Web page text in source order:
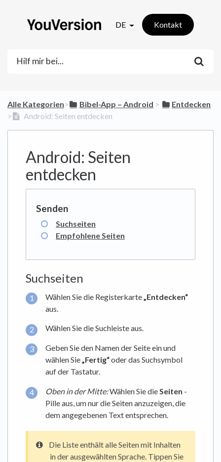
DE Kontakt
Alle Kategorien​>​ ​Bibel-App – Android ​ > ​ ​Entdecken
>​
Android: Seiten entdecken
Android: Seiten
entdecken
Suchseiten
Empfohlene Seiten
Suchseiten
Wählen Sie die Registerkarte„Entdecken“
aus.
Wählen Sie die Suchleiste aus.
Geben Sie den Namen der Seite ein und
wählen Sie„Fertig“oder das Suchsymbol
auf der Tastatur.
Oben in der Mitte:Wählen Sie die Seiten -
Pille aus, um nur die Seiten anzuzeigen, die
dem angegebenen Text entsprechen.
Die Liste enthält alle Seiten mit Inhalten
in der ausgewählten Sprache. Tippen Sie